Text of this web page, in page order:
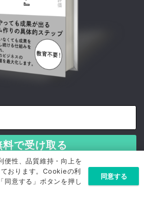
便性、品質維持・向上を
おります。Cookieの利
同意する」ボタンを押し
同意する